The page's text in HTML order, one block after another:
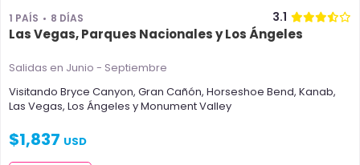
1 PAÍS 8 DÍAS 3.1
Las Vegas, Parques Nacionales y Los Ángeles
Salidas en Junio - Septiembre
Visitando Bryce Canyon, Gran Cañón, Horseshoe Bend, Kanab,
Las Vegas, Los Ángeles yMonument Valley
$1,837 USD